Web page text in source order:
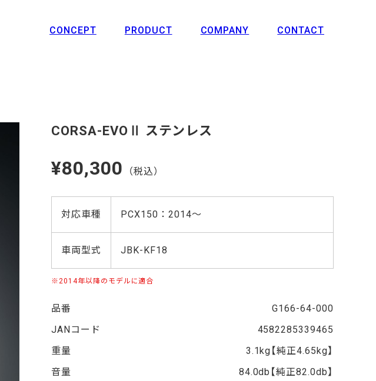
CONCEPT PRODUCT COMPANY CONTACT
CORSA-EVOⅡ ステンレス
¥80,300 （税込）
対応車種 PCX150：2014〜
車両型式 JBK-KF18
2014年以降のモデルに適合
品番
G166-64-000
JANコード
4582285339465
重量
3.1kg【純正4.65kg】
音量
84.0db【純正82.0db】